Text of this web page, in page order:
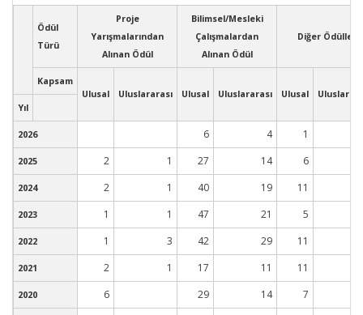
Ödül
Türü
Proje
Yarışmalarından
Alınan Ödül
Bilimsel/Mesleki
Çalışmalardan
Alınan Ödül
Diğer Ödüller
Kapsam
Ulusal
Uluslararası Ulusal Uluslararası Ulusal
Yıl
2026 6 4 1
2025 2 1 27 14 6
2024 2 1 40 19 11
2023 1 1 47 21 5
2022 1 3 42 29 11
2021 2 1 17 11 11
2020 6 29 14 7